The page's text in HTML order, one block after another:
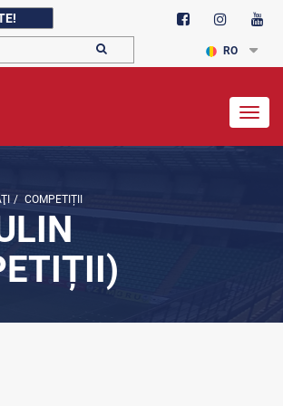
RO
/ COMPETIȚII